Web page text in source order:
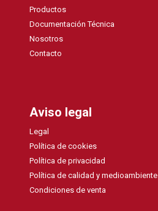
Productos
Documentación Técnica
Nosotros
Contacto
Aviso legal
Legal
Política de cookies
Política de privacidad
Política de calidad y medioambiente
Condiciones de venta